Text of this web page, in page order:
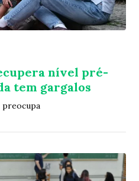
nível pré-
tem gargalos
preocupa